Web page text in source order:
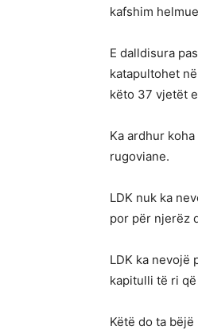
kafshim
E dalldisura
katapultohet
këto 37 vjetët
Ka ardhur
rugoviane.
LDK nuk ka
por për njerëz
LDK ka nevojë
kapitulli të ri
Këtë do ta